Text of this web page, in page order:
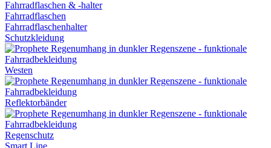
Fahrradflaschen & -halter
Fahrradflaschen
Fahrradflaschenhalter
Schutzkleidung
Westen
Reflektorbänder
Regenschutz
Smart Line